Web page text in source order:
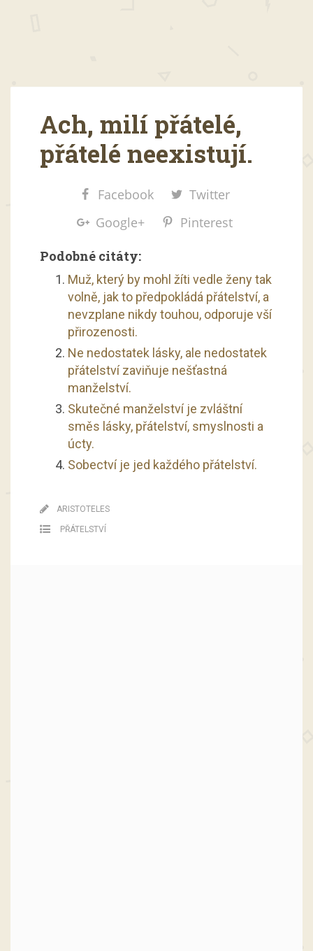
Ach, milí přátelé,
přátelé neexistují.
Facebook
Twitter
Google+
Pinterest
Podobné citáty:
Muž, který by mohl žíti vedle ženy tak
volně, jak to předpokládá přátelství, a
nevzplane nikdy touhou, odporuje vší
přirozenosti.
Ne nedostatek lásky, ale nedostatek
přátelství zaviňuje nešťastná
manželství.
Skutečné manželství je zvláštní
směs lásky, přátelství, smyslnosti a
úcty.
Sobectví je jed každého přátelství.
ARISTOTELES
PŘÁTELSTVÍ